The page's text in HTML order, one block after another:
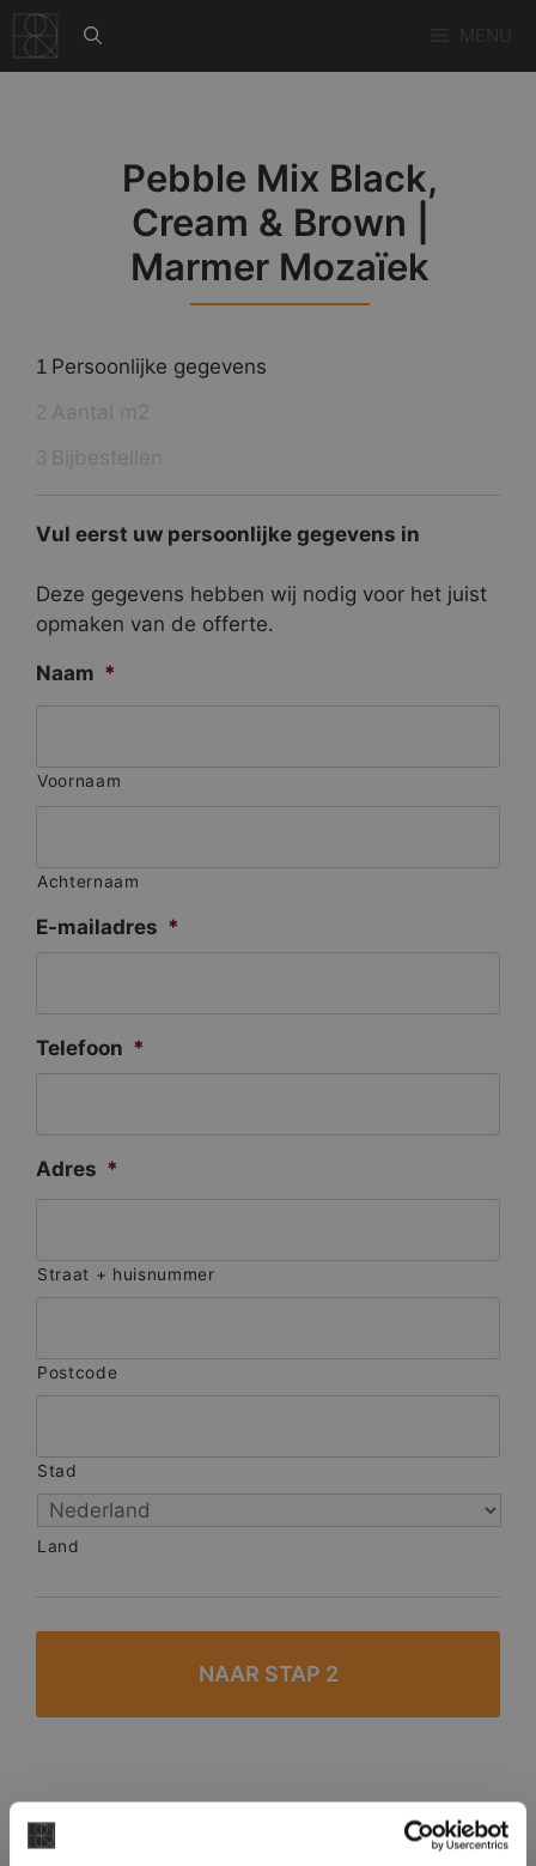
naar
de
Pebble Mix Black,
Cream & Brown |
Marmer Mozaïek
1 Persoonlijke gegevens
Vul eerst uw persoonlijke gegevens in
Deze gegevens hebben wij nodig voor het juist
opmaken van de offerte.
Naam *
Voornaam
Achternaam
E-mailadres *
Telefoon *
Adres *
Straat + huisnummer
Postcode
Stad
Land
#1 in de categorie vloeren op Trustpilot
Binnen 24 uur een passende offerte